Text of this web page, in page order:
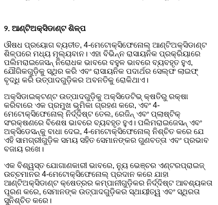
୨. ଆଣ୍ଟିଅକ୍ସିଡାଣ୍ଟ ଶିଳ୍ପ
ଔଷଧ ପ୍ରୟୋଗ ବ୍ୟତୀତ, 4-ମେଟୋକ୍ସିଫେନୋଲ୍ ଆଣ୍ଟିଅକ୍ସିଡାଣ୍ଟ
ଶିଳ୍ପରେ ମଧ୍ୟ ମୂଲ୍ୟବାନ। ଏହା ବିଭିନ୍ନ ରାସାୟନିକ ପ୍ରକ୍ରିୟାରେ
ପଲିମରାଇଜେସନ୍ ନିରୋଧକ ଭାବରେ ବହୁଳ ଭାବରେ ବ୍ୟବହୃତ ହୁଏ,
ଯୌଗିକଗୁଡ଼ିକୁ ସ୍ଥିର କରି ଏବଂ ରାସାୟନିକ ପଦାର୍ଥର ସେଲ୍ଫ ଲାଇଫ୍
ବୃଦ୍ଧି କରି ଉତ୍ପାଦଗୁଡ଼ିକର ଅବନତିକୁ ରୋକିଥାଏ।
ଅକ୍ସିଡାଇକ୍ଟଣ୍ଟ ଉତ୍ପାଦଗୁଡ଼ିକୁ ଅକ୍ସିଡେଟିଭ୍ କ୍ଷତିରୁ ରକ୍ଷା
କରିବାରେ ଏକ ପ୍ରମୁଖ ଭୂମିକା ଗ୍ରହଣ କରେ, ଏବଂ 4-
ମେଟୋକ୍ସିଫେନୋଲ୍ ନିର୍ଦ୍ଦିଷ୍ଟ ତେଲ, ରେଜିନ୍ ଏବଂ ପ୍ଲାଷ୍ଟିକ୍
ସଂରକ୍ଷଣରେ ବିଶେଷ ଭାବରେ ବ୍ୟବହୃତ ହୁଏ। ପଲିମରାଇଜେସନ୍ ଏବଂ
ଅକ୍ସିଡେସନ୍କୁ ବାଧା ଦେଇ, 4-ମେଟୋକ୍ସିଫେନୋଲ୍ ନିଶ୍ଚିତ କରେ ଯେ
ଏହି ସାମଗ୍ରୀଗୁଡ଼ିକ ସମୟ ସହିତ ସେମାନଙ୍କର ଗୁଣବତ୍ତା ଏବଂ ପ୍ରଭାବ
ବଜାୟ ରଖେ।
ଏକ ବିଶ୍ୱସ୍ତ ଯୋଗାଣକାରୀ ଭାବରେ, ନ୍ୟୁ ଭେଞ୍ଚର ଏଣ୍ଟରପ୍ରାଇଜ୍
ଉଚ୍ଚମାନର 4-ମେଟୋକ୍ସିଫେନୋଲ୍ ପ୍ରଦାନ କରେ ଯାହା
ଆଣ୍ଟିଅକ୍ସିଡାଣ୍ଟ କ୍ଷେତ୍ରର କମ୍ପାନୀଗୁଡ଼ିକର ନିର୍ଦ୍ଦିଷ୍ଟ ଆବଶ୍ୟକତା
ପୂରଣ କରେ, ସେମାନଙ୍କ ଉତ୍ପାଦଗୁଡ଼ିକର ସ୍ଥାୟୀତ୍ୱ ଏବଂ ସ୍ଥିରତା
ସୁନିଶ୍ଚିତ କରେ।